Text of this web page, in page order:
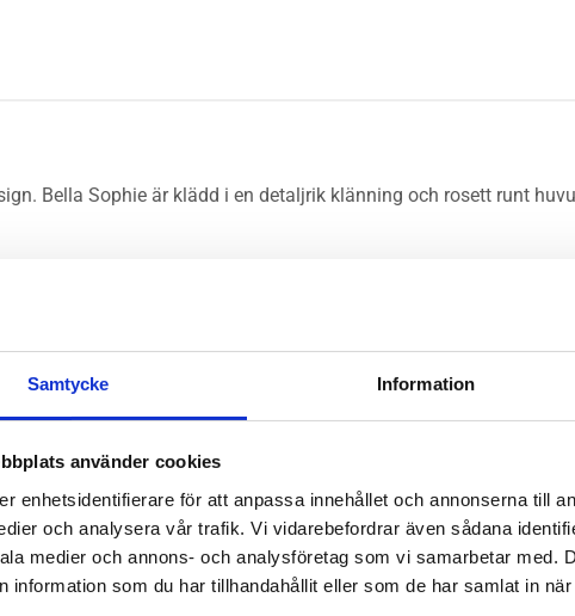
Samtycke Information
använder cookies
enhetsidentifierare för att anpassa innehållet och annonserna till
och analysera vår trafik. Vi vidarebefordrar även sådana
medier och annons- och analysföretag som vi samarbetar med.
information som du har tillhandahållit eller som de har samlat in
Bella Sophie är klädd i en detaljrik klänning och rosett runt